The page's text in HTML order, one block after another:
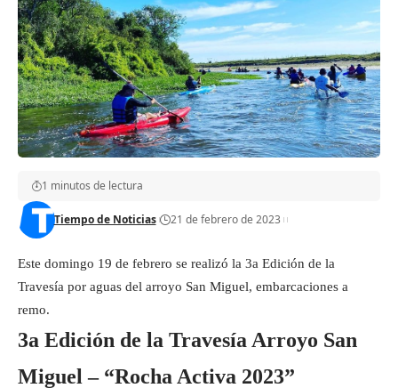
Tiempo de Noticias 21 de febrero de 2023
1 minutos de lectura
Este domingo 19 de febrero se realizó la 3a Edición de la
Travesía por aguas del arroyo San Miguel, embarcaciones a
remo.
3a Edición de la Travesía Arroyo San
Miguel – “Rocha Activa 2023”